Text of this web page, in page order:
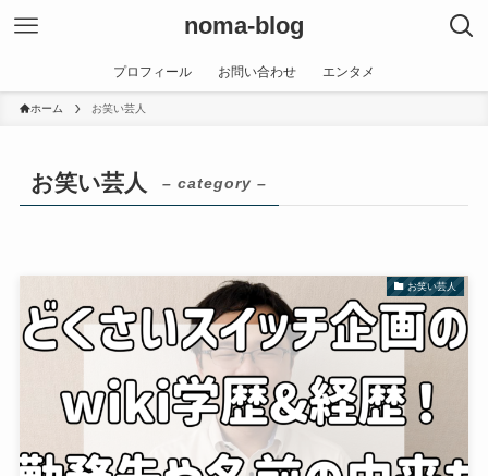
noma-blog
プロフィール お問い合わせ エンタメ
ホーム お笑い芸人
お笑い芸人 – category –
お笑い芸人